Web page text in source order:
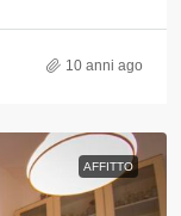
10 anni ago
AFFITTO